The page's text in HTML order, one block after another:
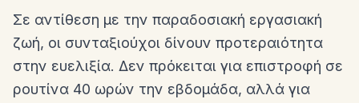
Σε αντίθεση με την παραδοσιακή εργασιακή
ζωή, οι συνταξιούχοι δίνουν προτεραιότητα
στην ευελιξία. Δεν πρόκειται για επιστροφή σε
ρουτίνα 40 ωρών την εβδομάδα, αλλά για